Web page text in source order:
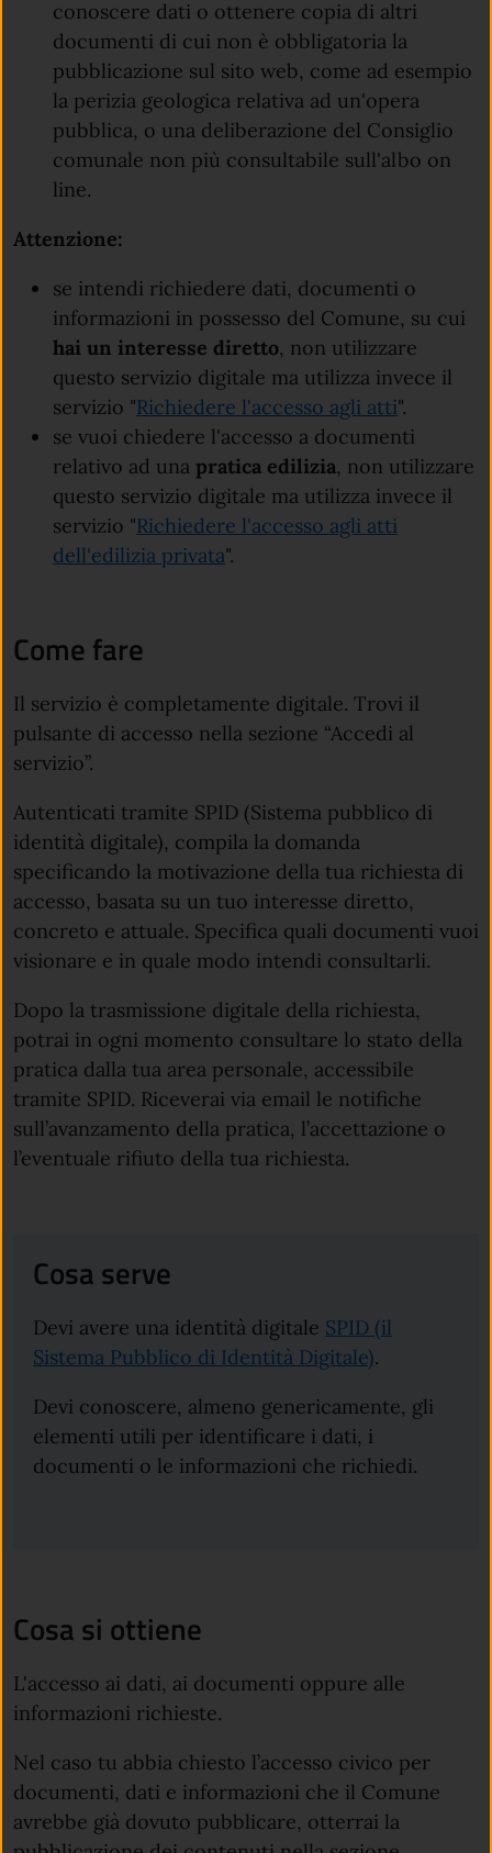
conoscere dati o ottenere copia di altri
documenti di cui non è obbligatoria la
pubblicazione sul sito web, come ad esempio
la perizia geologica relativa ad un'opera
pubblica, o una deliberazione del Consiglio
comunale non più consultabile sull'albo on
line.
Attenzione:
se intendi richiedere dati, documenti o
informazioni in possesso del Comune, su cui
hai un interesse diretto, non utilizzare
questo servizio digitale ma utilizza invece il
servizio "Richiedere l'accesso agli atti".
se vuoi chiedere l'accesso a documenti
relativo ad una pratica edilizia, non utilizzare
questo servizio digitale ma utilizza invece il
servizio "Richiedere l'accesso agli atti
dell'edilizia privata".
Come fare
Il servizio è completamente digitale. Trovi il
pulsante di accesso nella sezione “Accedi al
servizio”.
Autenticati tramite SPID (Sistema pubblico di
identità digitale), compila la domanda
specificando la motivazione della tua richiesta di
accesso, basata su un tuo interesse diretto,
concreto e attuale. Specifica quali documenti vuoi
visionare e in quale modo intendi consultarli.
Dopo la trasmissione digitale della richiesta,
potrai in ogni momento consultare lo stato della
pratica dalla tua area personale, accessibile
tramite SPID. Riceverai via email le notifiche
sull’avanzamento della pratica, l’accettazione o
l’eventuale rifiuto della tua richiesta.
Cosa serve
Devi avere una identità digitale SPID (il
Sistema Pubblico di Identità Digitale)(apre in
.
Devi conoscere, almeno genericamente, gli
elementi utili per identificare i dati, i
documenti o le informazioni che richiedi.
Cosa si ottiene
L'accesso ai dati, ai documenti oppure alle
informazioni richieste.
Nel caso tu abbia chiesto l’accesso civico per
documenti, dati e informazioni che il Comune
avrebbe già dovuto pubblicare, otterrai la